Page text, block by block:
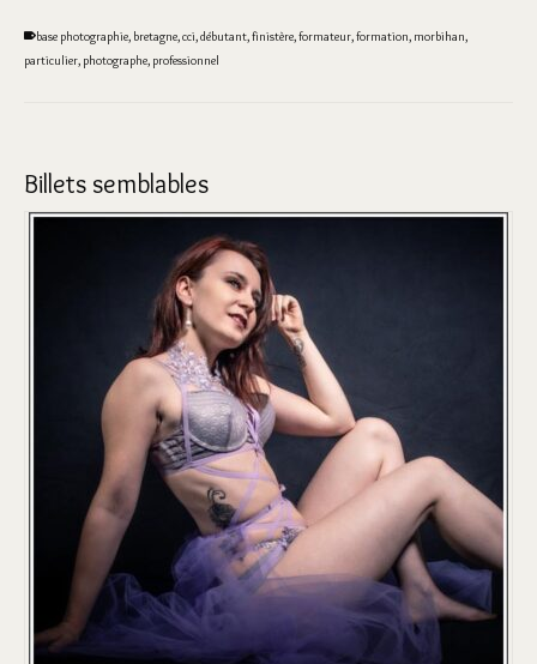
base photographie, bretagne,cci,débutant,finistère,formateur,formation, morbihan,
particulier, photographe, professionnel
Billets semblables